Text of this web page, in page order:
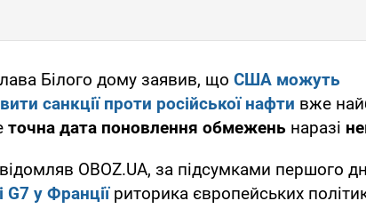
Білого дому заявив, що США можуть
санкції проти російської нафти вже
точна дата поновлення обмежень наразі
OBOZ.UA, за підсумками першого
G7 у Франціїриторика європейських